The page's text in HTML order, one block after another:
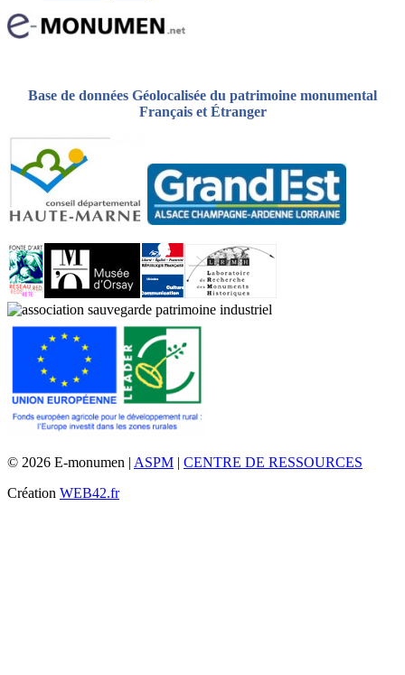
Base de données Géolocalisée du patrimoine monumental
Français et Étranger
© 2026 E-monumen | ASPM | CENTRE DE RESSOURCES
Création WEB42.fr